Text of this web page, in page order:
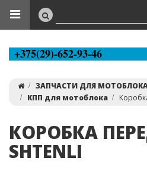
+375(29)-652-93-46
ЗАПЧАСТИ ДЛЯ
КПП для мотоблока
КОРОБКА
SHTENLI